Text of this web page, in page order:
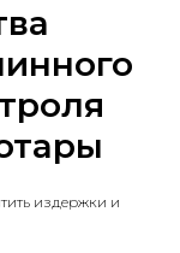
издержки и